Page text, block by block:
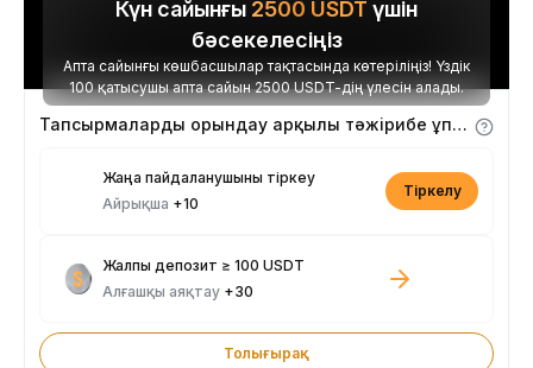
Күн сайынғы 2500 USDT үшін
бәсекелесіңіз
Апта сайынғы көшбасшылар тақтасында көтеріліңіз! Үздік
100 қатысушы апта сайын 2500 USDT-дің үлесін алады.
Тапсырмаларды орындау арқылы тәжірибе ұпайларын алыңыз
Жаңа пайдаланушыны тіркеу
Айрықша +10
Тіркелу
Жалпы депозит ≥ 100 USDT
Алғашқы аяқтау +30
Толығырақ